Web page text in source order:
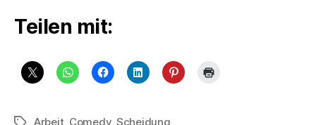
Teilen mit:
Arbeit, Comedy, Scheidung